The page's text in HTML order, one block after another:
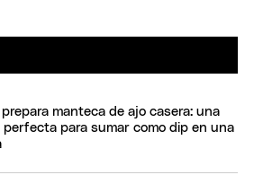
manteca de ajo casera: una
perfecta para sumar como dip en una